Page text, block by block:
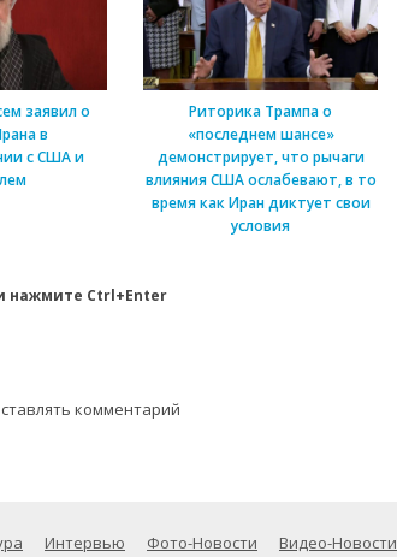
заявил о
в
с США и
Риторика Трампа о
«последнем шансе»
демонстрирует, что рычаги
влияния США ослабевают, в то
время как Иран диктует свои
условия
нажмите Ctrl+Enter
комментарий
Интервью Фото-Новости Видео-Новости